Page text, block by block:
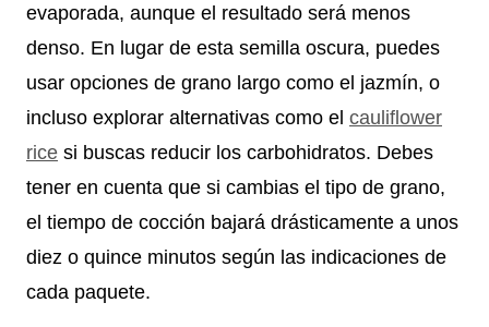
evaporada, aunque el resultado será menos
denso. En lugar de esta semilla oscura, puedes
usar opciones de grano largo como el jazmín, o
incluso explorar alternativas como el cauliflower
rice si buscas reducir los carbohidratos. Debes
tener en cuenta que si cambias el tipo de grano,
el tiempo de cocción bajará drásticamente a unos
diez o quince minutos según las indicaciones de
cada paquete.